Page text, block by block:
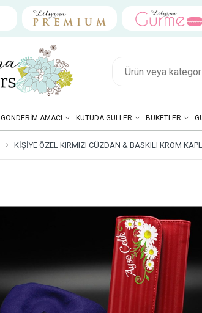
GÖNDERIM AMACI KUTUDA GÜLLER BUKETLER
KIŞIYE ÖZEL KIRMIZI CÜZDAN & BASKILI KROM